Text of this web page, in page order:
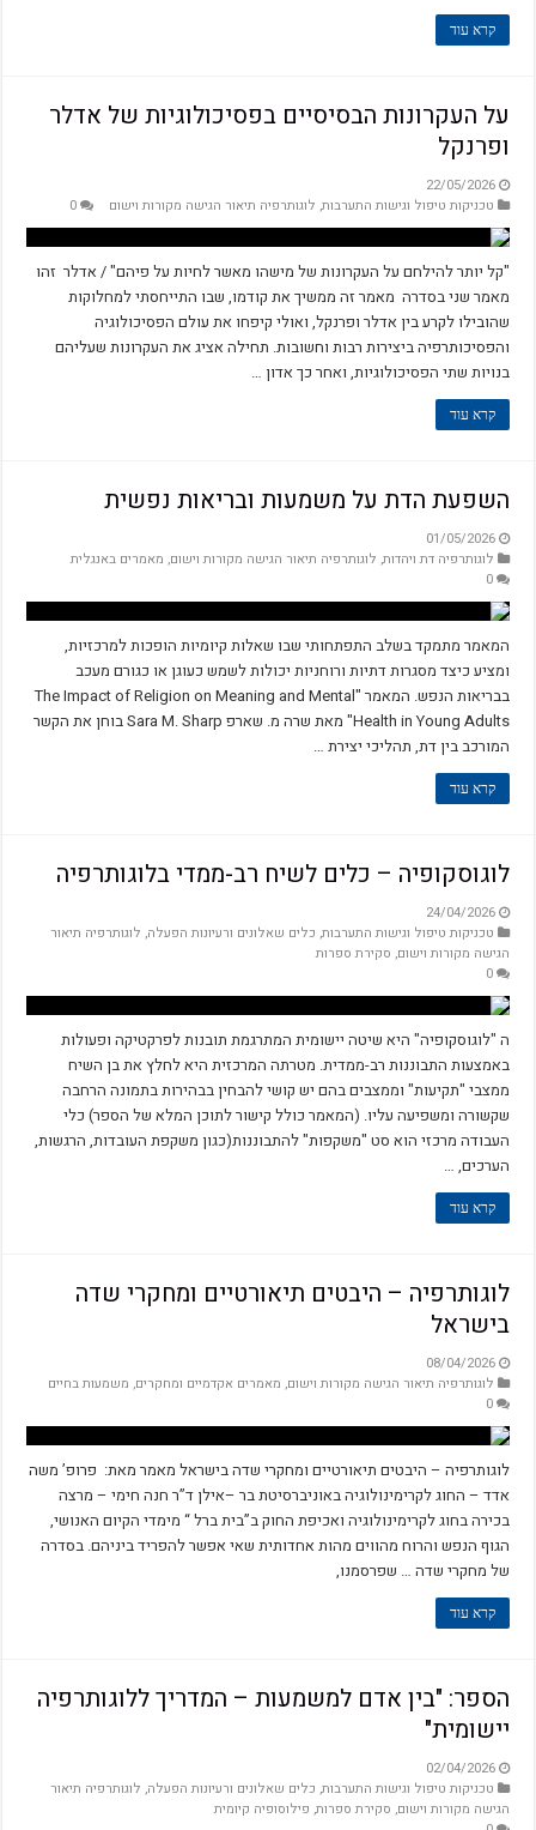
קרא עוד
על העקרונות הבסיסיים בפסיכולוגיות של אדלר
ופרנקל
22/05/2026
טכניקות טיפול וגישות התערבות, לוגותרפיה תיאור הגישה מקורות וישום 0
"קל יותר להילחם על העקרונות של מישהו מאשר לחיות על פיהם" / אדלר זהו
מאמר שני בסדרה מאמר זה ממשיך את קודמו, שבו התייחסתי למחלוקות
שהובילו לקרע בין אדלר ופרנקל, ואולי קיפחו את עולם הפסיכולוגיה
והפסיכותרפיה ביצירות רבות וחשובות. תחילה אציג את העקרונות שעליהם
בנויות שתי הפסיכולוגיות, ואחר כך אדון …
קרא עוד
השפעת הדת על משמעות ובריאות נפשית
01/05/2026
לוגותרפיה דת ויהדות, לוגותרפיה תיאור הגישה מקורות וישום, מאמרים באנגלית
0
המאמר מתמקד בשלב התפתחותי שבו שאלות קיומיות הופכות למרכזיות,
ומציע כיצד מסגרות דתיות ורוחניות יכולות לשמש כעוגן או כגורם מעכב
בבריאות הנפש. המאמר "The Impact of Religion on Meaning and Mental
Health in Young Adults" מאת שרה מ. שארפ Sara M. Sharp בוחן את הקשר
המורכב בין דת, תהליכי יצירת …
קרא עוד
לוגוסקופיה – כלים לשיח רב-ממדי בלוגותרפיה
24/04/2026
טכניקות טיפול וגישות התערבות, כלים שאלונים ורעיונות הפעלה, לוגותרפיה תיאור
הגישה מקורות וישום, סקירת ספרות
0
ה "לוגוסקופיה" היא שיטה יישומית המתרגמת תובנות לפרקטיקה ופעולות
באמצעות התבוננות רב-ממדית. מטרתה המרכזית היא לחלץ את בן השיח
ממצבי "תקיעות" וממצבים בהם יש קושי להבחין בבהירות בתמונה הרחבה
שקשורה ומשפיעה עליו. (המאמר כולל קישור לתוכן המלא של הספר) כלי
העבודה מרכזי הוא סט "משקפות" להתבוננות(כגון משקפת העובדות, הרגשות,
הערכים, …
קרא עוד
לוגותרפיה – היבטים תיאורטיים ומחקרי שדה
בישראל
08/04/2026
לוגותרפיה תיאור הגישה מקורות וישום, מאמרים אקדמיים ומחקרים, משמעות בחיים
0
לוגותרפיה – היבטים תיאורטיים ומחקרי שדה בישראל מאמר מאת: פרופ’ משה
אדד – החוג לקרימינולוגיה באוניברסיטת בר –אילן ד”ר חנה חימי – מרצה
בכירה בחוג לקרימינולוגיה ואכיפת החוק ב”בית ברל “ מימדי הקיום האנושי,
הגוף הנפש והרוח מהווים מהות אחדותית שאי אפשר להפריד ביניהם. ‫בסדרה
של מחקרי שדה ‪ ,שפרסמנו …
קרא עוד
הספר: "בין אדם למשמעות – המדריך ללוגותרפיה
יישומית"
02/04/2026
טכניקות טיפול וגישות התערבות, כלים שאלונים ורעיונות הפעלה, לוגותרפיה תיאור
הגישה מקורות וישום, סקירת ספרות, פילוסופיה קיומית